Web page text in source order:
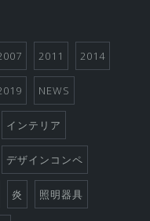
2011 2014
NEWS
インテリア
デザインコンペ
炎 照明器具